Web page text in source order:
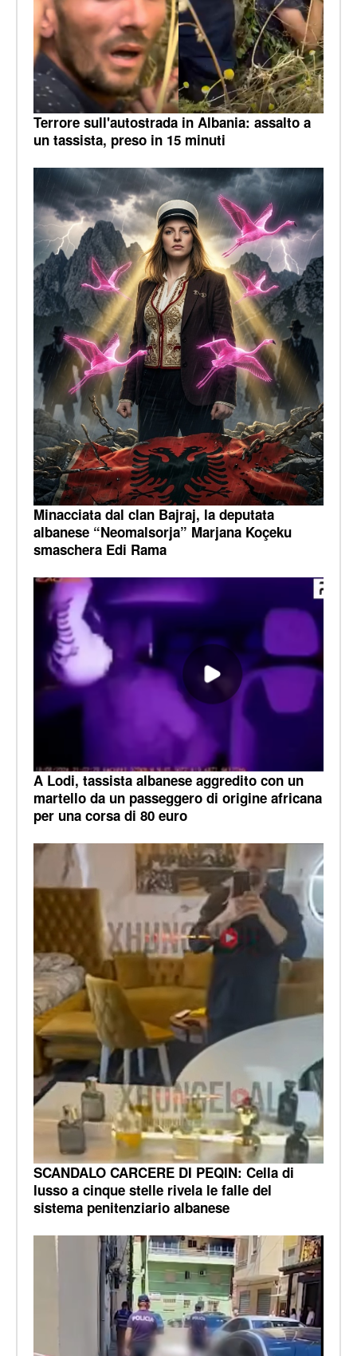
Terrore sull'autostrada in Albania: assalto a
un tassista, preso in 15 minuti
Minacciata dal clan Bajraj, la deputata
albanese “Neomalsorja” Marjana Koçeku
smaschera Edi Rama
A Lodi, tassista albanese aggredito con un
martello da un passeggero di origine africana
per una corsa di 80 euro
SCANDALO CARCERE DI PEQIN: Cella di
lusso a cinque stelle rivela le falle del
sistema penitenziario albanese